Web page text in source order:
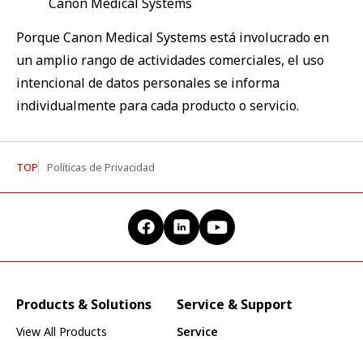
Porque Canon Medical Systems está involucrado en
un amplio rango de actividades comerciales, el uso
intencional de datos personales se informa
individualmente para cada producto o servicio.
TOP Políticas de Privacidad
Products & Solutions
View All Products
Service & Support
Service